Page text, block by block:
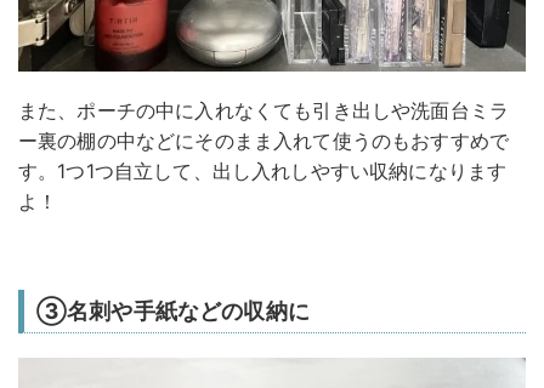
また、ポーチの中に入れなくても引き出しや洗面台ミラ
ー裏の棚の中などにそのまま入れて使うのもおすすめで
す。1つ1つ自立して、出し入れしやすい収納になります
よ！
③名刺や手紙などの収納に